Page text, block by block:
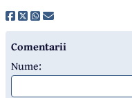
Comentarii
Nume: